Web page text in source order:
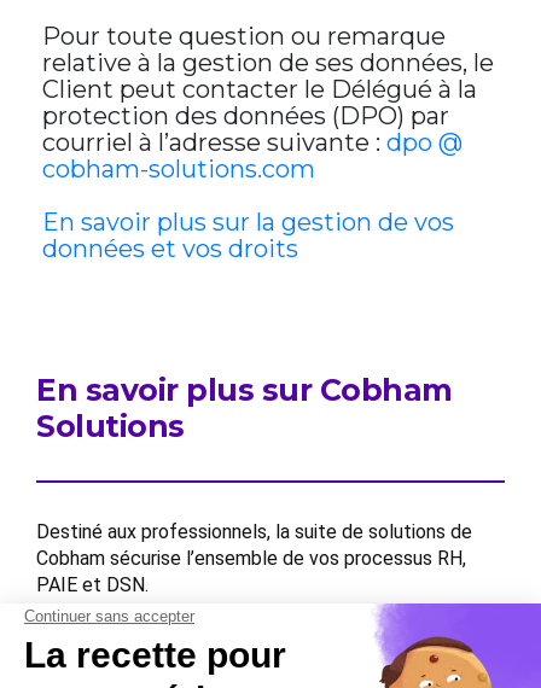
Pour toute question ou remarque
relative à la gestion de ses données, le
Client peut contacter le Délégué à la
protection des données (DPO) par
courriel à l’adresse suivante : dpo @
cobham-solutions.com
En savoir plus sur la gestion de vos
données et vos droits
En savoir plus sur Cobham
Solutions
Destiné aux professionnels, la suite de solutions de
Cobham sécurise l’ensemble de vos processus RH,
PAIE et DSN.
Contactez-nous